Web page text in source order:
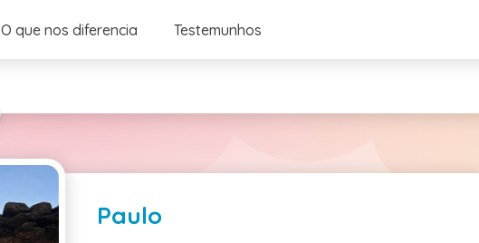
O que nos diferencia Testemunhos
Paulo